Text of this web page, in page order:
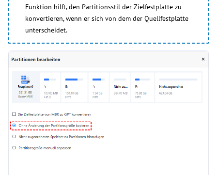
Funktion hilft, den Partitionsstil der Zielfestplatte zu
konvertieren, wenn er sich von dem der Quellfestplatte
unterscheidet.